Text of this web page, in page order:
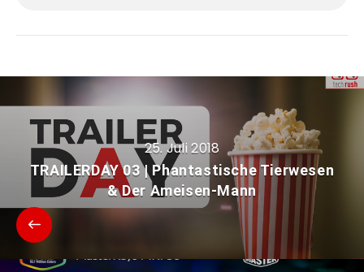
25. Juli 2018
TRAILERDAY 03 | Phantastische Tierwesen
& Der Ameisen-Mann